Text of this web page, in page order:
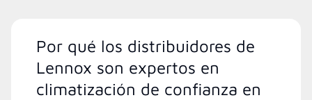
Por qué los distribuidores de
Lennox son expertos en
climatización de confianza en